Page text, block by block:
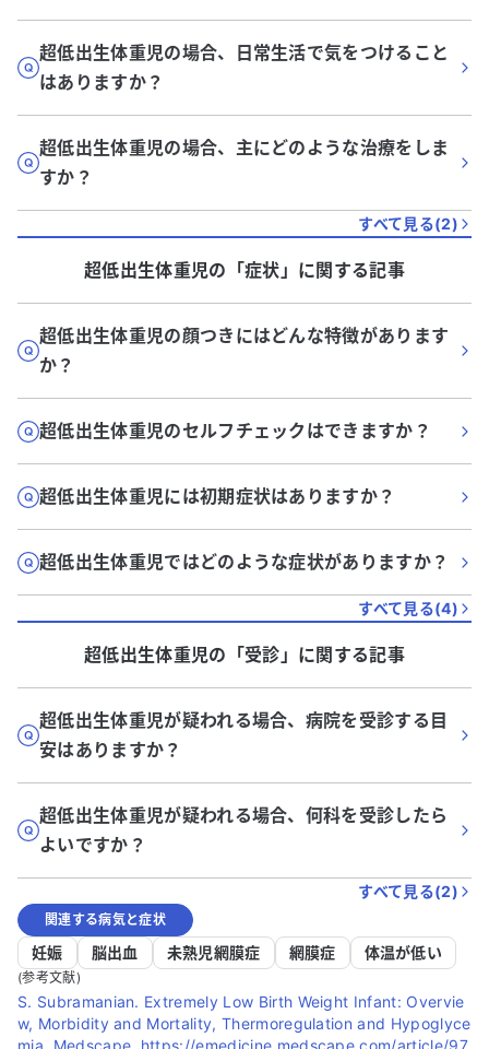
超低出生体重児の場合、日常生活で気をつけること
はありますか？
超低出生体重児の場合、主にどのような治療をしま
すか？
すべて見る(2)
超低出生体重児の「症状 」に関する記事
超低出生体重児の顔つきにはどんな特徴があります
か？
超低出生体重児のセルフチェックはできますか？
超低出生体重児には初期症状はありますか？
超低出生体重児ではどのような症状がありますか？
すべて見る(4)
超低出生体重児の「受診 」に関する記事
超低出生体重児が疑われる場合、病院を受診する目
安はありますか？
超低出生体重児が疑われる場合、何科を受診したら
よいですか？
すべて見る(2)
関連する病気と症状
妊娠 脳出血 未熟児網膜症 網膜症 体温が低い
(参考文献)
S. Subramanian. Extremely Low Birth Weight Infant: Overvie
w, Morbidity and Mortality, Thermoregulation and Hypoglyce
mia. Medscape, https://emedicine.medscape.com/article/97